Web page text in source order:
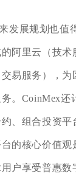
发展规划也值
阿里云（技术
易服务），为
。CoinMex还
、组合投资平
的核心价值观
户享受普惠数